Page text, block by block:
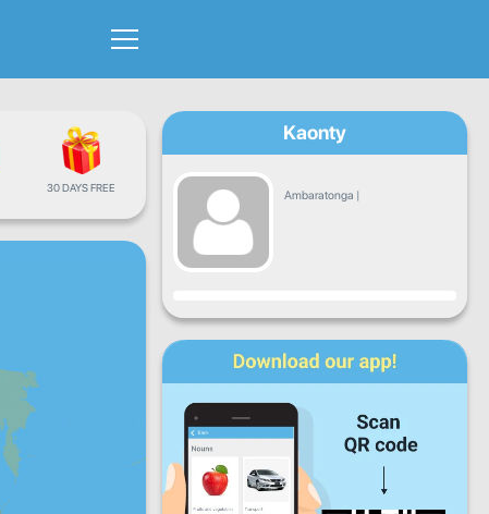
30 DAYS FREE
Kaonty
Ambaratonga |
Fandrosoana
Alatsinainy Alarobia Alakamisy
Sabotsy Alahady